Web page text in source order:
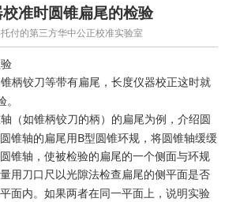
准时圆锥扁尾的检验
付的第三方华中公正校准实验室
柄铰刀等带有扁尾， 长度仪器校正这时就
（如锥柄铰刀的柄）的扁尾为例，介绍圆
锥轴的扁尾用B型圆锥环规，将圆锥轴缓缓
锥轴，使被检验的扁尾的一个侧面与环规
用刀口尺以光隙法检查扁尾的侧平面是否
面内。如果两者在同一平面上，说明实验